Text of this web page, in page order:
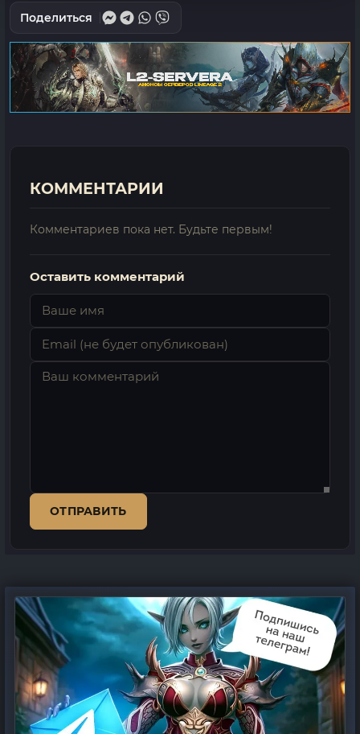
Поделиться
КОММЕНТАРИИ
Комментариев пока нет. Будьте первым!
Оставить комментарий
ОТПРАВИТЬ